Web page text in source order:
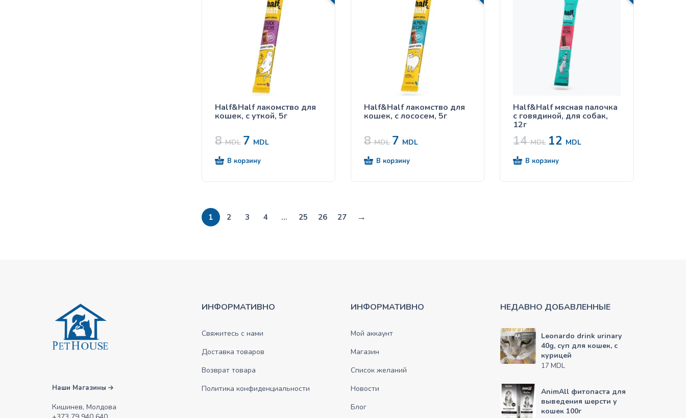
Half&Half лакомство для
кошек, с уткой, 5г
8MDL 7 MDL
В корзину
Half&Half лакомство для
кошек, с лососем, 5г
8MDL 7 MDL
В корзину
Half&Half мясная палочка
с говядиной, для собак,
12г
14MDL 12 MDL
В корзину
1 2 3 4 … 25 26 27 →
Наши Магазины
Кишинев, Молдова
ИНФОРМАТИВНО
Свяжитесь с нами
Доставка товаров
Возврат товара
Политика конфиденциальности
ИНФОРМАТИВНО
Мой аккаунт
Магазин
Список желаний
Новости
Блог
НЕДАВНО ДОБАВЛЕННЫЕ
Leonardo drink urinary
40g, суп для кошек, с
курицей
17 MDL
AnimAll фитопаста для
выведения шерсти у
кошек 100г